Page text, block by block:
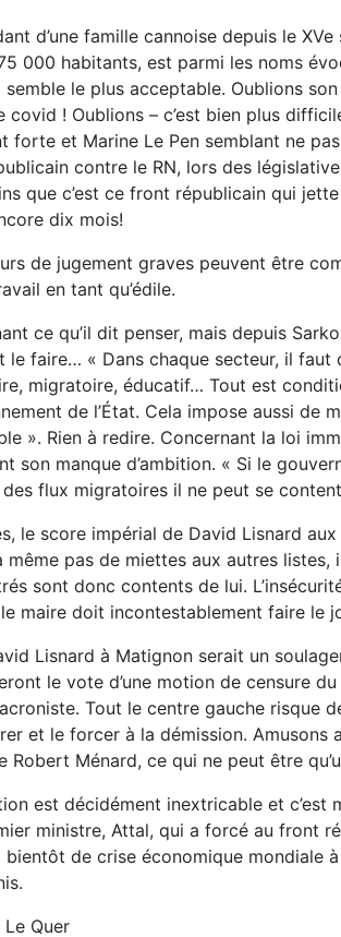
d’une famille cannoise depuis le
000 habitants, est parmi les noms
semble le plus acceptable. Oublions
covid ! Oublions – c’est bien plus
forte et Marine Le Pen semblant ne
contre le RN, lors des
que c’est ce front républicain qui
dix mois!
de jugement graves peuvent être
en tant qu’édile.
ce qu’il dit penser, mais depuis
le faire… « Dans chaque secteur, il
migratoire, éducatif… Tout est
de l’État. Cela impose aussi de
». Rien à redire. Concernant la loi
son manque d’ambition. « Si le
flux migratoires il ne peut se
le score impérial de David Lisnard
même pas de miettes aux autres
sont donc contents de lui.
maire doit incontestablement faire le
Lisnard à Matignon serait un
le vote d’une motion de censure
Tout le centre gauche risque
et le forcer à la démission. Amusons
Robert Ménard, ce qui ne peut être
est décidément inextricable et c’est
ministre, Attal, qui a forcé au front
bientôt de crise économique mondiale
Quer